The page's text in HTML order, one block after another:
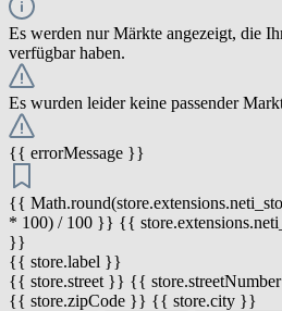
Es werden nur Märkte angezeigt, die
verfügbar haben.
Es wurden leider keine passender
{{ errorMessage }}
{{
* 100) / 100 }} {{
}}
{{ store.label }}
{{ store.street }} {{
{{ store.zipCode }} {{ store.city }}